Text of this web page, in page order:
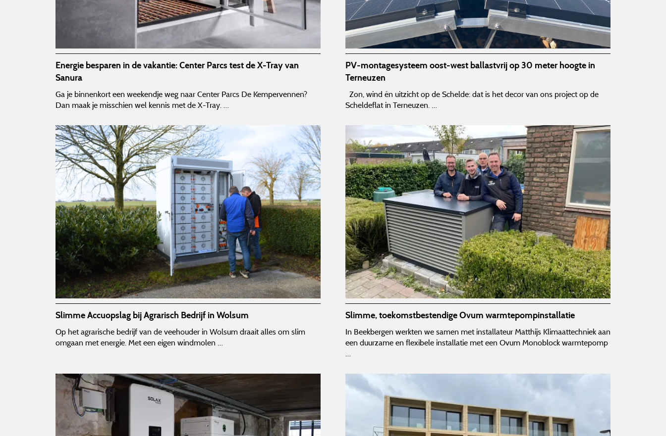
Energie besparen in de vakantie: Center Parcs test de X-Tray van
Sanura
Ga je binnenkort een weekendje weg naar Center Parcs De Kempervennen?
Dan maak je misschien wel kennis met de X-Tray. …
PV-montagesysteem oost-west ballastvrij op 30 meter hoogte in
Terneuzen
Zon, wind én uitzicht op de Schelde: dat is het decor van ons project op de
Scheldeflat in Terneuzen. …
Slimme Accuopslag bij Agrarisch Bedrijf in Wolsum
Op het agrarische bedrijf van de veehouder in Wolsum draait alles om slim
omgaan met energie. Met een eigen windmolen …
Slimme, toekomstbestendige Ovum warmtepompinstallatie
In Beekbergen werkten we samen met installateur Matthijs Klimaattechniek aan
een duurzame en flexibele installatie met een Ovum Monoblock warmtepomp
…